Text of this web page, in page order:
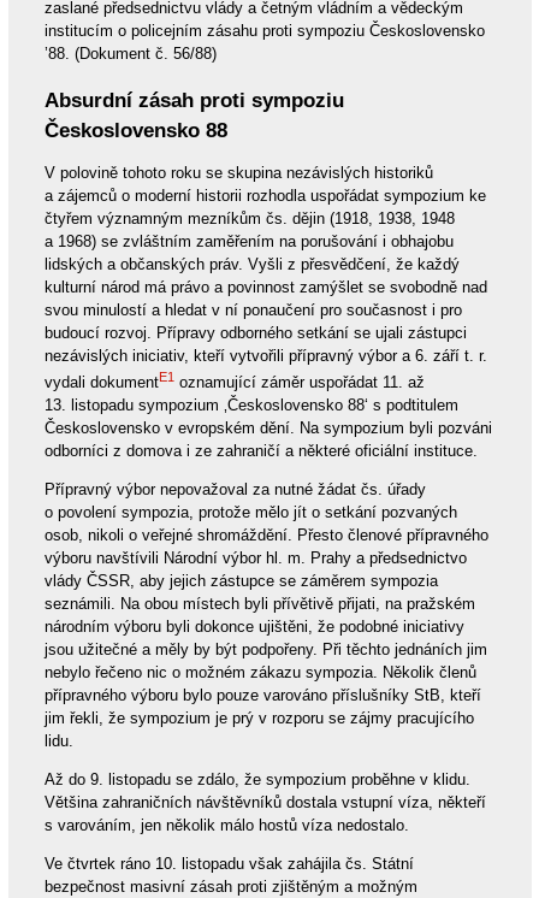
zaslané předsednictvu vlády a četným vládním a vědeckým
institucím o policejním zásahu proti sympoziu Československo
’88. (Dokument č. 56/88)
Absurdní zásah proti sympoziu
Československo 88
V polovině tohoto roku se skupina nezávislých historiků
a zájemců o moderní historii rozhodla uspořádat sympozium ke
čtyřem významným mezníkům čs. dějin (1918, 1938, 1948
a 1968) se zvláštním zaměřením na porušování i obhajobu
lidských a občanských práv. Vyšli z přesvědčení, že každý
kulturní národ má právo a povinnost zamýšlet se svobodně nad
svou minulostí a hledat v ní ponaučení pro současnost i pro
budoucí rozvoj. Přípravy odborného setkání se ujali zástupci
nezávislých iniciativ, kteří vytvořili přípravný výbor a 6. září t. r.
vydali dokumentE1oznamující záměr uspořádat 11. až
13. listopadu sympozium ‚Československo 88‘ s podtitulem
Československo v evropském dění. Na sympozium byli pozváni
odborníci z domova i ze zahraničí a některé oficiální instituce.
Přípravný výbor nepovažoval za nutné žádat čs. úřady
o povolení sympozia, protože mělo jít o setkání pozvaných
osob, nikoli o veřejné shromáždění. Přesto členové přípravného
výboru navštívili Národní výbor hl. m. Prahy a předsednictvo
vlády ČSSR, aby jejich zástupce se záměrem sympozia
seznámili. Na obou místech byli přívětivě přijati, na pražském
národním výboru byli dokonce ujištěni, že podobné iniciativy
jsou užitečné a měly by být podpořeny. Při těchto jednáních jim
nebylo řečeno nic o možném zákazu sympozia. Několik členů
přípravného výboru bylo pouze varováno příslušníky StB, kteří
jim řekli, že sympozium je prý v rozporu se zájmy pracujícího
lidu.
Až do 9. listopadu se zdálo, že sympozium proběhne v klidu.
Většina zahraničních návštěvníků dostala vstupní víza, někteří
s varováním, jen několik málo hostů víza nedostalo.
Ve čtvrtek ráno 10. listopadu však zahájila čs. Státní
bezpečnost masivní zásah proti zjištěným a možným